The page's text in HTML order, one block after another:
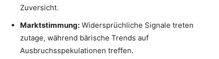
Zuversicht.
Marktstimmung: Widersprüchliche Signale treten
zutage, während bärische Trends auf
Ausbruchsspekulationen treffen.